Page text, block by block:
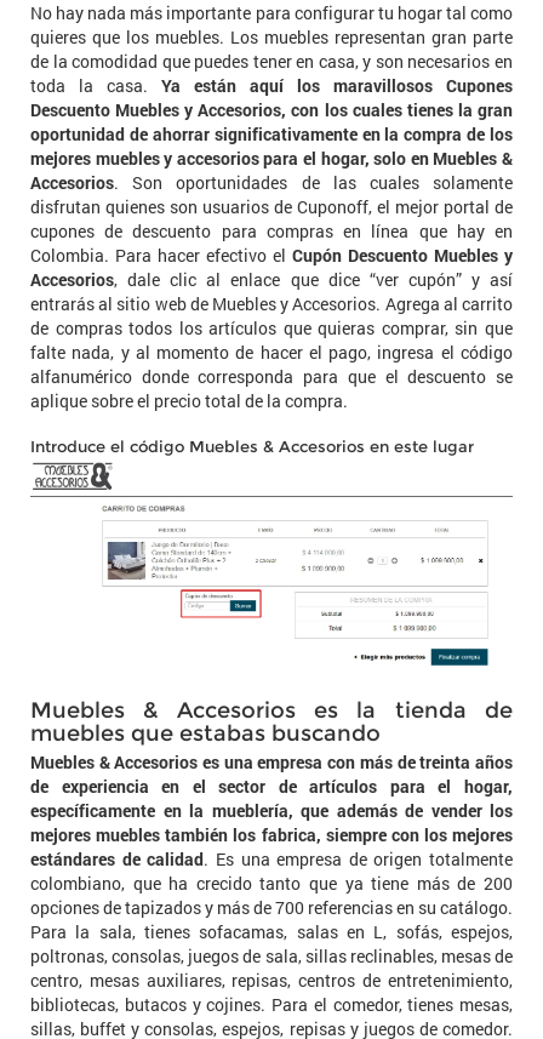
No hay nada más importante para configurar tu hogar tal como
quieres que los muebles. Los muebles representan gran parte
de la comodidad que puedes tener en casa, y son necesarios en
toda la casa. Ya están aquí los maravillosos Cupones
Descuento Muebles y Accesorios, con los cuales tienes la gran
oportunidad de ahorrar significativamente en la compra de los
mejores muebles y accesorios para el hogar, solo en Muebles &
Accesorios. Son oportunidades de las cuales solamente
disfrutan quienes son usuarios de Cuponoff, el mejor portal de
cupones de descuento para compras en línea que hay en
Colombia. Para hacer efectivo el Cupón Descuento Muebles y
Accesorios, dale clic al enlace que dice “ver cupón” y así
entrarás al sitio web de Muebles y Accesorios. Agrega al carrito
de compras todos los artículos que quieras comprar, sin que
falte nada, y al momento de hacer el pago, ingresa el código
alfanumérico donde corresponda para que el descuento se
aplique sobre el precio total de la compra.
Introduce el código Muebles & Accesorios en este lugar
Muebles & Accesorios es la tienda de
muebles que estabas buscando
Muebles & Accesorios es una empresa con más de treinta años
de experiencia en el sector de artículos para el hogar,
específicamente en la mueblería, que además de vender los
mejores muebles también los fabrica, siempre con los mejores
estándares de calidad. Es una empresa de origen totalmente
colombiano, que ha crecido tanto que ya tiene más de 200
opciones de tapizados y más de 700 referencias en su catálogo.
Para la sala, tienes sofacamas, salas en L, sofás, espejos,
poltronas, consolas, juegos de sala, sillas reclinables, mesas de
centro, mesas auxiliares, repisas, centros de entretenimiento,
bibliotecas, butacos y cojines. Para el comedor, tienes mesas,
sillas, buffet y consolas, espejos, repisas y juegos de comedor.